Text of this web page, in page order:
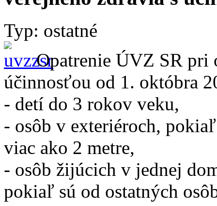
Typ: ostatné
Opatrenie ÚVZ SR pri
účinnosťou od 1. októbra
- detí do 3 rokov veku,
- osôb v exteriéroch,
viac ako 2 metre,
- osôb žijúcich v jednej
pokiaľ sú od ostatných